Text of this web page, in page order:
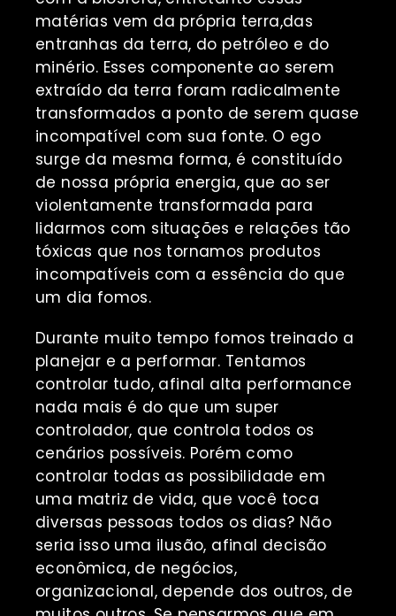
matérias vem da própria terra,das
entranhas da terra, do petróleo e do
minério. Esses componente ao serem
extraído da terra foram radicalmente
transformados a ponto de serem quase
incompatível com sua fonte. O ego
surge da mesma forma, é constituído
de nossa própria energia, que ao ser
violentamente transformada para
lidarmos com situações e relações tão
tóxicas que nos tornamos produtos
incompatíveis com a essência do que
um dia fomos.
Durante muito tempo fomos treinado a
planejar e a performar. Tentamos
controlar tudo, afinal alta performance
nada mais é do que um super
controlador, que controla todos os
cenários possíveis. Porém como
controlar todas as possibilidade em
uma matriz de vida, que você toca
diversas pessoas todos os dias? Não
seria isso uma ilusão, afinal decisão
econômica, de negócios,
organizacional, depende dos outros, de